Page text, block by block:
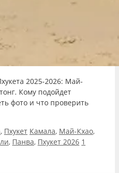
2025-2026: Май-
Кому подойдет
фото и что проверить
, Пхукет Метки
Камала, Май-Кхао,
, Панва, Пхукет 2026 1